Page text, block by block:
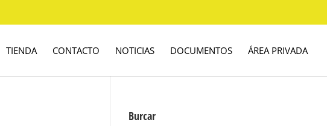
TIENDA CONTACTO NOTICIAS DOCUMENTOS ÁREA PRIVADA
Burcar